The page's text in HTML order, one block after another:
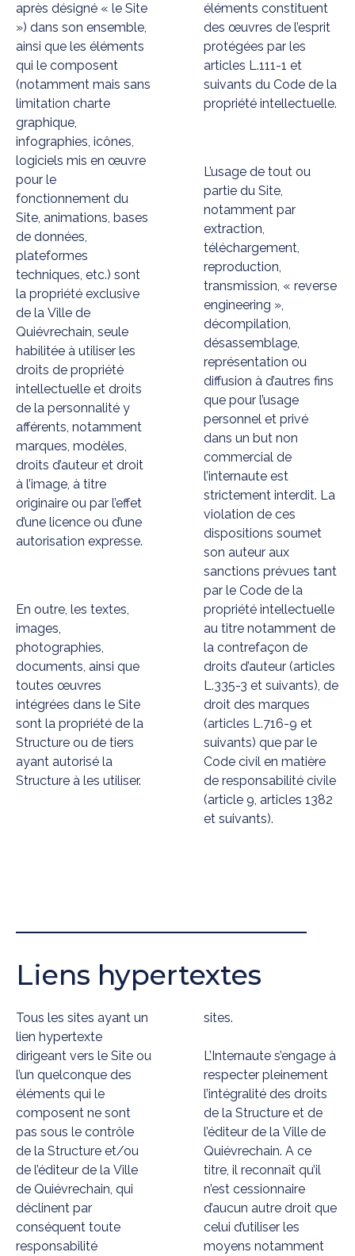
après désigné « le Site
») dans son ensemble,
ainsi que les éléments
qui le composent
(notamment mais sans
limitation charte
graphique,
infographies, icônes,
logiciels mis en œuvre
pour le
fonctionnement du
Site, animations, bases
de données,
plateformes
techniques, etc.) sont
la propriété exclusive
de la Ville de
Quiévrechain, seule
habilitée à utiliser les
droits de propriété
intellectuelle et droits
de la personnalité y
afférents, notamment
marques, modèles,
droits d’auteur et droit
à l’image, à titre
originaire ou par l’effet
d’une licence ou d’une
autorisation expresse.
En outre, les textes,
images,
photographies,
documents, ainsi que
toutes œuvres
intégrées dans le Site
sont la propriété de la
Structure ou de tiers
ayant autorisé la
Structure à les utiliser.
éléments constituent
des œuvres de l’esprit
protégées par les
articles L.111-1 et
suivants du Code de la
propriété intellectuelle.
L’usage de tout ou
partie du Site,
notamment par
extraction,
téléchargement,
reproduction,
transmission, « reverse
engineering »,
décompilation,
désassemblage,
représentation ou
diffusion à d’autres fins
que pour l’usage
personnel et privé
dans un but non
commercial de
l’internaute est
strictement interdit. La
violation de ces
dispositions soumet
son auteur aux
sanctions prévues tant
par le Code de la
propriété intellectuelle
au titre notamment de
la contrefaçon de
droits d’auteur (articles
L.335-3 et suivants), de
droit des marques
(articles L.716-9 et
suivants) que par le
Code civil en matière
de responsabilité civile
(article 9, articles 1382
et suivants).
Liens hypertextes
Tous les sites ayant un
lien hypertexte
dirigeant vers le Site ou
l’un quelconque des
éléments qui le
composent ne sont
pas sous le contrôle
de la Structure et/ou
de l’éditeur de la Ville
de Quiévrechain, qui
déclinent par
conséquent toute
responsabilité
sites.
L’Internaute s’engage à
respecter pleinement
l’intégralité des droits
de la Structure et de
l’éditeur de la Ville de
Quiévrechain. A ce
titre, il reconnaît qu’il
n’est cessionnaire
d’aucun autre droit que
celui d’utiliser les
moyens notamment